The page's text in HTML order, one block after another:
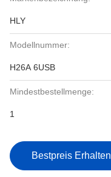
HLY
Modellnummer:
H26A 6USB
Mindestbestellmenge:
1
Bestpreis Erhalten